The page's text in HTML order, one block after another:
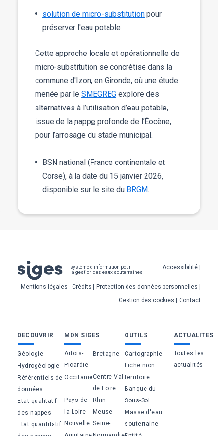
solution de micro-substitution pour
préserver l'eau potable
Cette approche locale et opérationnelle de
micro-substitution se concrétise dans la
commune d'Izon, en Gironde, où une étude
menée par le SMEGREG explore des
alternatives à l’utilisation d’eau potable,
issue de la nappe profonde de l’Éocène,
pour l’arrosage du stade municipal.
BSN national (France continentale et
Corse), à la date du 15 janvier 2026,
disponible sur le site du BRGM.
système d'information pour
la gestion des eaux souterraines
Pied
de
page
Accessibilité
Mentions légales - Crédits
Protection des données personnelles
Gestion des cookies
Contact
Bas
de
page
DECOUVRIR
Géologie
Hydrogéologie
Référentiels de
données
Etat qualitatif
des nappes
Etat quantitatif
MON SIGES
Artois-
Picardie
Bretagne
OccitanieCentre-Val
de Loire
Pays de
la Loire
Rhin-
Meuse
Nouvelle Seine-
OUTILS
Cartographie
Fiche mon
territoire
Banque du
Sous-Sol
Masse d'eau
souterraine
ACTUALITES
Toutes les
actualités